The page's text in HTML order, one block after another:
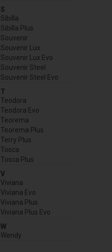
S
Sibilla
Sibilla Plus
Souvenir
Souvenir Lux
Souvenir Lux Evo
Souvenir Steel
Souvenir Steel Evo
T
Teodora
Teodora Evo
Teorema
Teorema Plus
Terry Plus
Tosca
Tosca Plus
V
Viviana
Viviana Evo
Viviana Plus
Viviana Plus Evo
W
Wendy